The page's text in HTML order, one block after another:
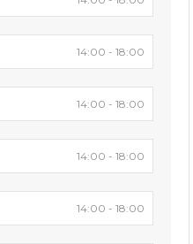
14:00 - 18:00
14:00 - 18:00
14:00 - 18:00
14:00 - 18:00